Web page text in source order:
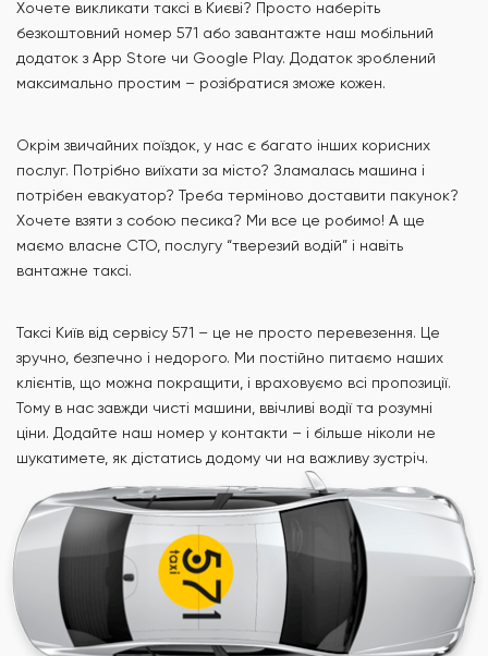
Хочете викликати таксі в Києві? Просто наберіть
безкоштовний номер 571 або завантажте наш мобільний
додаток з App Store чи Google Play. Додаток зроблений
максимально простим – розібратися зможе кожен.
Окрім звичайних поїздок, у нас є багато інших корисних
послуг. Потрібно виїхати за місто? Зламалась машина і
потрібен евакуатор? Треба терміново доставити пакунок?
Хочете взяти з собою песика? Ми все це робимо! А ще
маємо власне СТО, послугу “тверезий водій” і навіть
вантажне таксі.
Таксі Київ від сервісу 571 – це не просто перевезення. Це
зручно, безпечно і недорого. Ми постійно питаємо наших
клієнтів, що можна покращити, і враховуємо всі пропозиції.
Тому в нас завжди чисті машини, ввічливі водії та розумні
ціни. Додайте наш номер у контакти – і більше ніколи не
шукатимете, як дістатись додому чи на важливу зустріч.